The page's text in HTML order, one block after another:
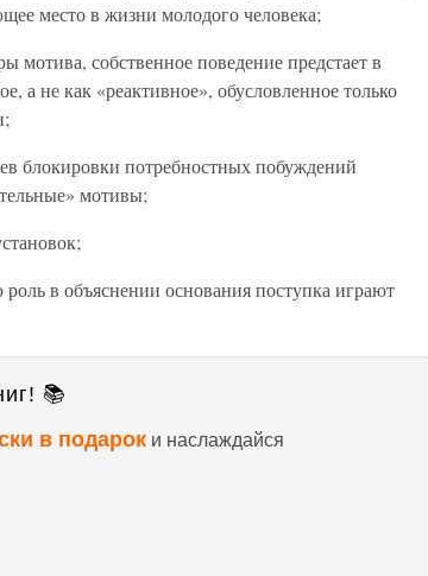
место в жизни молодого человека;
мотива, собственное поведение предстает в
а не как «реактивное», обусловленное только
блокировки потребностных побуждений
мотивы;
в объяснении основания поступка играют
📚
в подарок и наслаждайся